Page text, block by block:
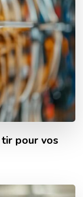
pour vos